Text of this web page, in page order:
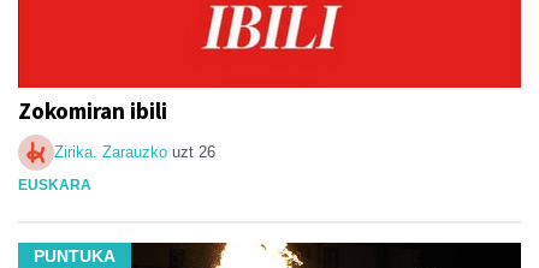
Zokomiran ibili
Zirika. Zarauzko uzt 26
EUSKARA
PUNTUKA